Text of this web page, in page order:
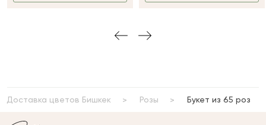
Доставка цветов Бишкек Розы Букет из 65 роз